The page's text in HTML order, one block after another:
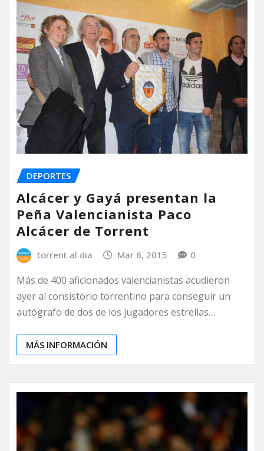
DEPORTES
Alcácer y Gayá presentan la
Peña Valencianista Paco
Alcácer de Torrent
torrent al dia Mar 6, 2015 0
Más de 400 aficionados valencianistas acudieron
ayer al consistorio torrentino para conseguir un
autógrafo de dos de los jugadores estrellas…
MÁS INFORMACIÓN